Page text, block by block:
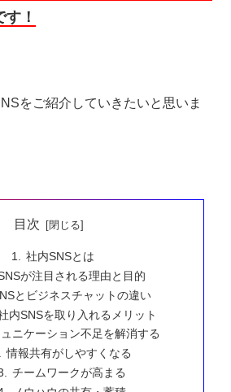
！
をご紹介していきたいと思いま
目次
社内SNSとは
が注目される理由と目的
とビジネスチャットの違い
内SNSを取り入れるメリット
ニケーション不足を解消する
情報共有がしやすくなる
チームワークが高まる